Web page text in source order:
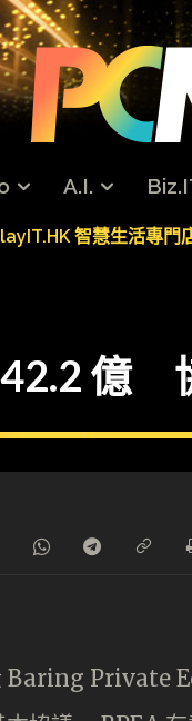
A.I.
智慧生活專門
億
Baring Private